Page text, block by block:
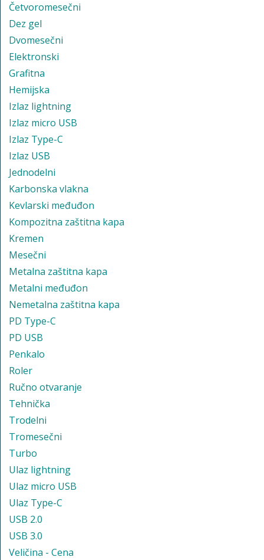
Četvoromesečni
Dez gel
Dvomesečni
Elektronski
Grafitna
Hemijska
Izlaz lightning
Izlaz micro USB
Izlaz Type-C
Izlaz USB
Jednodelni
Karbonska vlakna
Kevlarski međuđon
Kompozitna zaštitna kapa
Kremen
Mesečni
Metalna zaštitna kapa
Metalni međuđon
Nemetalna zaštitna kapa
PD Type-C
PD USB
Penkalo
Roler
Ručno otvaranje
Tehnička
Trodelni
Tromesečni
Turbo
Ulaz lightning
Ulaz micro USB
Ulaz Type-C
USB 2.0
USB 3.0
Veličina - Cena